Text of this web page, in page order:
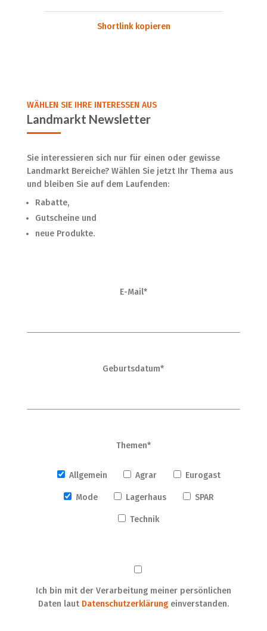
Shortlink kopieren
E-Mail*
Geburtsdatum*
Themen*
Allgemein Agrar Eurogast
Mode Lagerhaus SPAR
Technik
Ich bin mit der Verarbeitung meiner persönlichen
Daten laut Datenschutzerklärungeinverstanden.
WÄHLEN SIE IHRE INTERESSEN AUS
Landmarkt Newsletter
Sie interessieren sich nur für einen oder gewisse
Landmarkt Bereiche? Wählen Sie jetzt Ihr Thema aus
und bleiben Sie auf dem Laufenden:
Rabatte,
Gutscheine und
neue Produkte.